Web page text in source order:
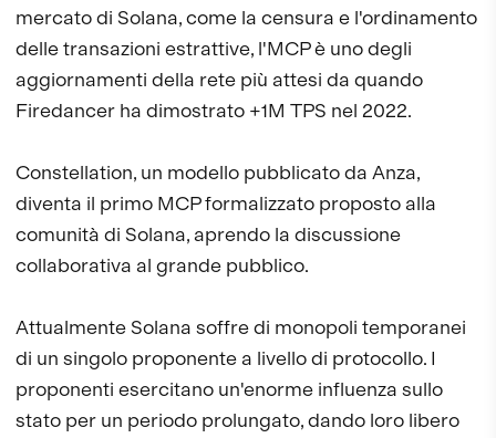
mercato di Solana, come la censura e l'ordinamento
delle transazioni estrattive, l'MCP è uno degli
aggiornamenti della rete più attesi da quando
Firedancer ha dimostrato +1M TPS nel 2022.
Constellation, un modello pubblicato da Anza,
diventa il primo MCP formalizzato proposto alla
comunità di Solana, aprendo la discussione
collaborativa al grande pubblico.
Attualmente Solana soffre di monopoli temporanei
di un singolo proponente a livello di protocollo. I
proponenti esercitano un'enorme influenza sullo
stato per un periodo prolungato, dando loro libero